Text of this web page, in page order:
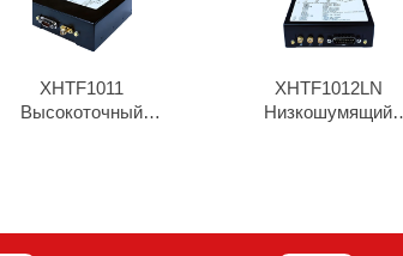
XHTF1011
Высокоточный
XHTF1012LN
Низкошумящий